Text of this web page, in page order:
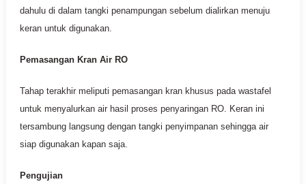
dahulu di dalam tangki penampungan sebelum dialirkan menuju
keran untuk digunakan.
Pemasangan Kran Air RO
Tahap terakhir meliputi pemasangan kran khusus pada wastafel
untuk menyalurkan air hasil proses penyaringan RO. Keran ini
tersambung langsung dengan tangki penyimpanan sehingga air
siap digunakan kapan saja.
Pengujian